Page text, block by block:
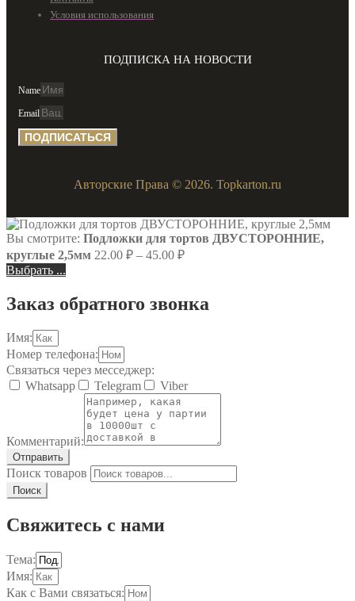
Условия использования
ПОДПИСКА НА НОВОСТИ
Name
Email
ПОДПИСАТЬСЯ
Авторские Права © 2026. Topkarton.ru
Вы смотрите: Подложки для тортов ДВУСТОРОННИЕ,
круглые 2,5мм 22.00 ₽ – 45.00 ₽
Выбрать ...
Заказ обратного звонка
Имя:
Номер телефона:
Связаться через месседжер:
Whatsapp
Telegram Viber
Комментарий:
Отправить
Поиск товаров
Поиск
Свяжитесь с нами
Тема:
Имя:
Как с Вами связаться: